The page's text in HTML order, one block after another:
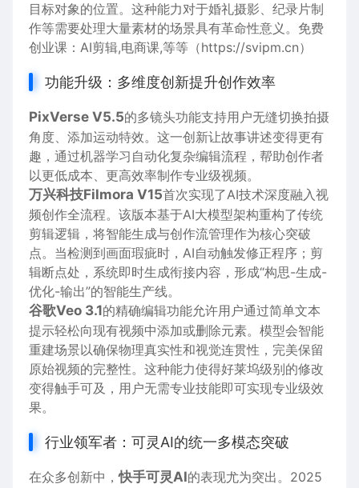
目标对象的位置。这种能力对于婚礼摄影、纪录片制
作等需要处理大量素材的场景具有革命性意义。免费
创业课：AI剪辑,电商课,等等（https://svipm.cn）
功能升级：多维度创新提升创作效率
PixVerse V5.5的多镜头功能支持用户无缝切换拍摄
角度、添加运动特效。这一创新让故事讲述变得更有
趣，通过机器学习自动化复杂编辑流程，帮助创作者
以更低成本、更高效率制作专业级视频。
万兴科技Filmora V15首次实现了AI技术深度融入视
频创作全流程。该版本基于AI大模型架构重构了传统
剪辑逻辑，将智能生成与创作流管理作为核心突破
点。当检测到画面瑕疵时，AI自动触发修正程序；剪
辑断点处，系统即时生成衔接内容，形成“构思-生成-
优化-输出”的智能生产线。
谷歌Veo 3.1的精确编辑功能允许用户通过简单文本
提示轻松向现有视频中添加或删除元素。模型会智能
重建场景以确保物理真实性和视觉连贯性，完美保留
原始视频的完整性。这种能力使得好莱坞级别的修改
变得触手可及，用户无需专业技能即可实现专业级效
果。
行业领军者：可灵AI的统一多模态突破
在众多创新中，快手可灵AI的表现尤为突出。2025